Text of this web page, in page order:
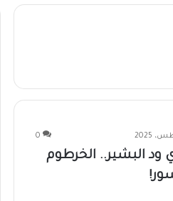
0
ود البشير.. الخرطوم